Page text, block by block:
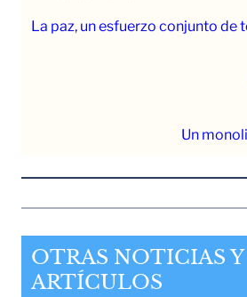
La paz, un esfuerzo conjunto de
Un
OTRAS NOTICIAS Y
ARTÍCULOS